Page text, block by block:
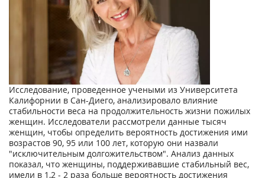
Исследование, проведенное учеными из Университета
Калифорнии в Сан-Диего, анализировало влияние
стабильности веса на продолжительность жизни пожилых
женщин. Исследователи рассмотрели данные тысяч
женщин, чтобы определить вероятность достижения ими
возрастов 90, 95 или 100 лет, которую они назвали
"исключительным долгожительством". Анализ данных
показал, что женщины, поддерживавшие стабильный вес,
имели в 1,2 - 2 раза больше вероятность достижения